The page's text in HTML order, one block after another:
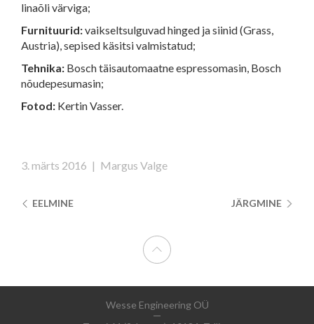
linaõli värviga;
Furnituurid:vaikseltsulguvad hinged ja siinid (Grass,
Austria), sepised käsitsi valmistatud;
Tehnika: Bosch täisautomaatne espressomasin, Bosch
nõudepesumasin;
Fotod: Kertin Vasser.
3. märts 2016 | Margus Valge
JÄRGMINE
EELMINE
Wesse Engineering OÜ